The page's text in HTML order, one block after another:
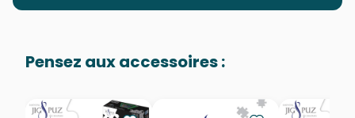
Age
à partir de 9 ans (251 à 399
Provenance Puzzles fabriqués en France
EAN 8590878472327
Pensez aux accessoires :